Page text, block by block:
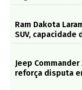
Ram Dakota
SUV,
Jeep
reforça disputa